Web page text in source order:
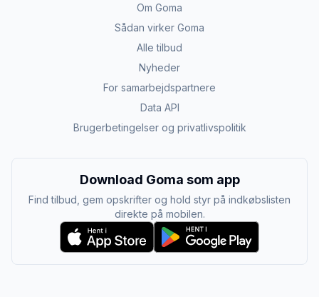
Om Goma
Sådan virker Goma
Alle tilbud
Nyheder
For samarbejdspartnere
Data API
Brugerbetingelser og privatlivspolitik
Download Goma som app
Find tilbud, gem opskrifter og hold styr på indkøbslisten
direkte på mobilen.